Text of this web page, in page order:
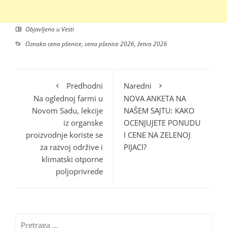
Objavljeno u Vesti
Oznakacena pšenice, cena pšenice 2026, žetva 2026
Predhodni
Na oglednoj farmi u
Novom Sadu, lekcije
iz organske
proizvodnje koriste se
za razvoj održive i
klimatski otporne
poljoprivrede
Naredni
NOVA ANKETA NA
NAŠEM SAJTU: KAKO
OCENJUJETE PONUDU
I CENE NA ZELENOJ
PIJACI?